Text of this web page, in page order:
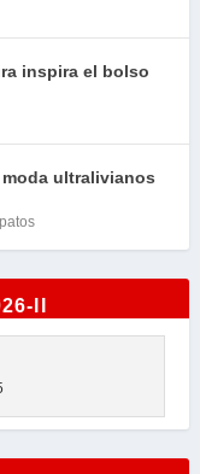
inspira el bolso
ultralivianos
II